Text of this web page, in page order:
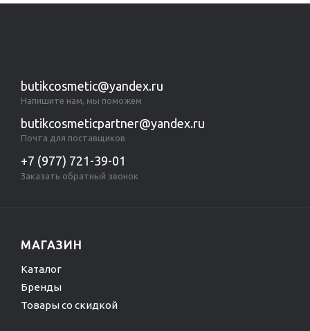
butikcosmetic@yandex.ru
Напишите нам, мы поможем
butikcosmeticpartner@yandex.ru
Почта для поставщиков
+7 (977) 721-39-01
Заказать обратный звонок
МАГАЗИН
Каталог
Бренды
Товары со скидкой